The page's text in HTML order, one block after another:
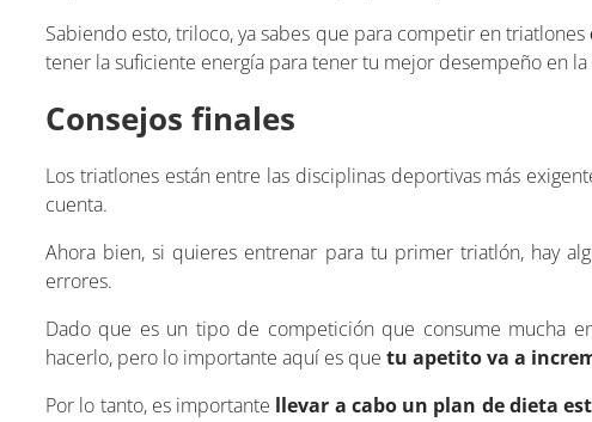
Sabiendo esto, triloco, ya sabes que para competir en triatlones
tener la suficiente energía para tener tu mejor desempeño en
Consejos finales
Los triatlones están entre las disciplinas deportivas más
cuenta.
Ahora bien, si quieres entrenar para tu primer triatlón, hay
errores.
Dado que es un tipo de competición que consume mucha
hacerlo, pero lo importante aquí es que tu apetito va a
Por lo tanto, es importante llevar a cabo un plan de dieta